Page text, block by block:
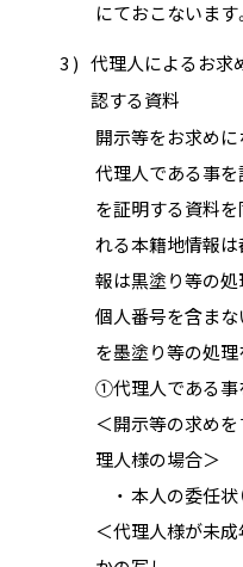
にておこないます
3 ) 代理人によるお求
認する資料
開示等をお求めに
代理人である事
を証明する資料
れる本籍地情報は
報は黒塗り等の
個人番号を含まな
を墨塗り等の処理
①代理人である事
＜開示等の求め
理人様の場合＞
本人の委任状
＜代理人様が未